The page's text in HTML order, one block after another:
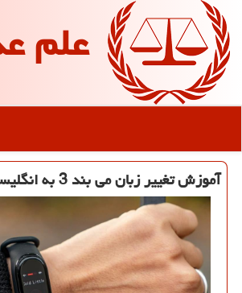
علم
آموزش تغییر زبان می بند 3 به انگلیسی